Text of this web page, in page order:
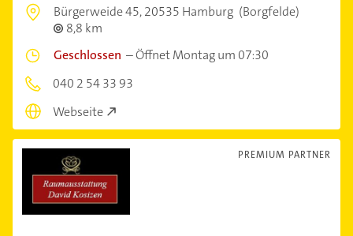
Bürgerweide 45,20535 Hamburg (Borgfelde)
8,8 km
Geschlossen –Öffnet Montag um 07:30
040 2 54 33 93
Webseite
PREMIUM PARTNER